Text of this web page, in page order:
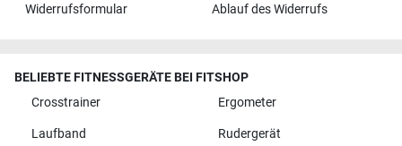
Widerrufsformular Ablauf des Widerrufs
BELIEBTE FITNESSGERÄTE BEI FITSHOP
Crosstrainer
Ergometer
Laufband Rudergerät